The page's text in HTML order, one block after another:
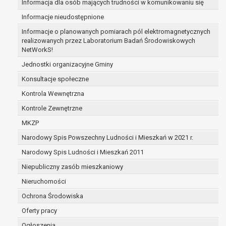
Informacja dla osób mających trudności w komunikowaniu się
Informacje nieudostępnione
Informacje o planowanych pomiarach pól elektromagnetycznych
realizowanych przez Laboratorium Badań Środowiskowych
NetWorkS!
Jednostki organizacyjne Gminy
Konsultacje społeczne
Kontrola Wewnętrzna
Kontrole Zewnętrzne
MKZP
Narodowy Spis Powszechny Ludności i Mieszkań w 2021 r.
Narodowy Spis Ludności i Mieszkań 2011
Niepubliczny zasób mieszkaniowy
Nieruchomości
Ochrona Środowiska
Oferty pracy
zabezpieczenia ewentualnych roszczeń, a w
przypadku wyrażenia zgody na przetwarzanie
danych po zakończeniu i rozliczeniu umowy, do
czasu wycofania tej zgody.
Ponadto w przypadku umów o dofinansowanie
dane osobowe od momentu pozyskania
przechowywane są przez okres wynikający z
umowy o dofinansowanie zawartej między
beneficjentem a określoną instytucją, trwałości
danego projektu i konieczności zachowania
dokumentacji projektu do celów kontrolnych.
W związku z przetwarzaniem przez
administratora danych osobowych przysługuje
Pani/Panu:
prawo dostępu do treści danych oraz
otrzymywania ich kopii na podstawie art. 15
RODO;
prawo do żądania sprostowania danych na
w przypadku gdy: